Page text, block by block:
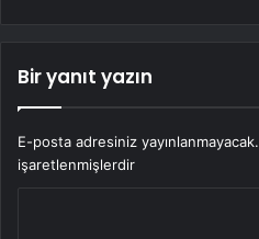
Bir yanıt yazın
E-posta adresiniz yayınlanmayacak.
işaretlenmişlerdir